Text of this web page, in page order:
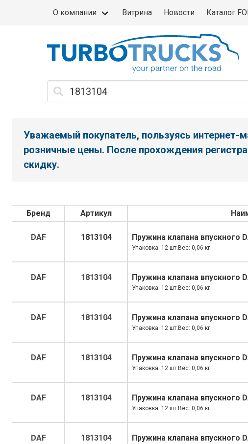
О компании Витрина Новости Каталог
Уважаемый покупатель, пользуясь интернет-
розничные цены. После прохождения
скидку.
Бренд Артикул
DAF 1813104 Пружина клапана впускного
Упаковка: 12 шт.Вес: 0,06 кг.
DAF 1813104 Пружина клапана впускного
Упаковка: 12 шт.Вес: 0,06 кг.
DAF 1813104 Пружина клапана впускного
Упаковка: 12 шт.Вес: 0,06 кг.
DAF 1813104 Пружина клапана впускного
Упаковка: 12 шт.Вес: 0,06 кг.
DAF 1813104 Пружина клапана впускного
Упаковка: 12 шт.Вес: 0,06 кг.
DAF 1813104 Пружина клапана впускного